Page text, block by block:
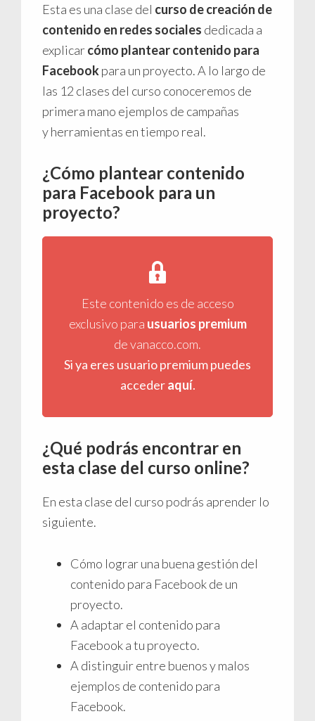
Esta es una clase del curso de creación de
contenido en redes sociales dedicada a
explicarcómo plantear contenido para
Facebookpara un proyecto. A lo largo de
las 12 clases del curso conoceremos de
primera mano ejemplos de campañas
y herramientas en tiempo real.
¿Cómo plantear contenido
para Facebook para un
proyecto?
Este contenido es de acceso
exclusivo para usuarios premium
de vanacco.com.
Si ya eres usuario premium puedes
accederaquí.
¿Qué podrás encontrar en
esta clase del curso online?
En esta clase del curso podrás aprender lo
siguiente.
Cómo lograr una buena gestión del
contenido para Facebook de un
proyecto.
A adaptar el contenido para
Facebook a tu proyecto.
A distinguir entre buenos y malos
ejemplos de contenido para
Facebook.